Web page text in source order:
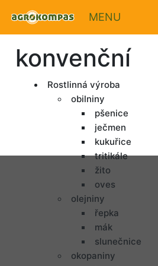
MENU
konvenční
Rostlinná výroba
obilniny
pšenice
ječmen
kukuřice
tritikále
žito
oves
olejniny
řepka
mák
slunečnice
okopaniny